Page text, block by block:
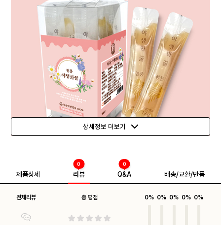
상세정보 더보기
제품상세 리뷰
0
Q&A
0
배송/교환/반품
전체리뷰 총 평점 0% 0% 0% 0% 0%